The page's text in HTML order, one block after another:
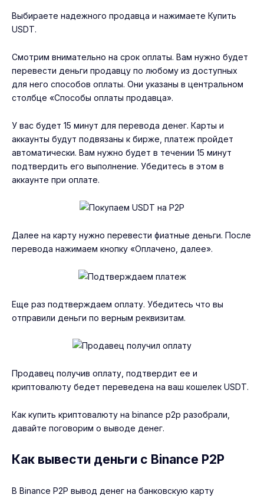
Выбираете надежного продавца и нажимаете Купить
USDT.
Смотрим внимательно на срок оплаты. Вам нужно будет
перевести деньги продавцу по любому из доступных
для него способов оплаты. Они указаны в центральном
столбце «Способы оплаты продавца».
У вас будет 15 минут для перевода денег. Карты и
аккаунты будут подвязаны к бирже, платеж пройдет
автоматически. Вам нужно будет в течении 15 минут
подтвердить его выполнение. Убедитесь в этом в
аккаунте при оплате.
Далее на карту нужно перевести фиатные деньги. После
перевода нажимаем кнопку «Оплачено, далее».
Еще раз подтверждаем оплату. Убедитесь что вы
отправили деньги по верным реквизитам.
Продавец получив оплату, подтвердит ее и
криптовалюту бедет переведена на ваш кошелек USDT.
Как купить криптовалюту на binance p2p разобрали,
давайте поговорим о выводе денег.
Как вывести деньги с Binance P2P
В Binance P2P вывод денег на банковскую карту